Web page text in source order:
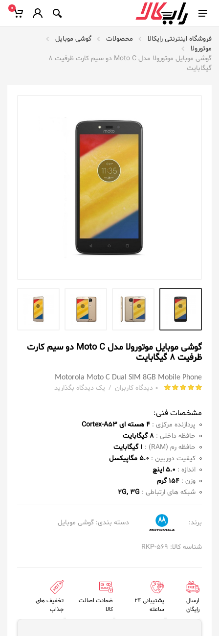
0
فروشگاه اینترنتی رایکالا محصولات
گوشی موبایل
موتورولا
گوشی موبایل موتورولا مدل Moto C دو سیم کارت ظرفیت 8
گیگابایت
گوشی موبایل موتورولا مدل Moto C دو سیم کارت
ظرفیت 8 گیگابایت
Motorola Moto C Dual SIM 8GB Mobile Phone
0 دیدگاه کاربران / یک دیدگاه بگذارید
مشخصات فنی:
پردازنده مرکزی : 4 هسته ای Cortex-A53
حافظه داخلی : 8 گیگابایت
حافظه رم (RAM) :
1 گیگابایت
کیفیت دوربین : 5.0 مگاپیکسل
اندازه : 5.0 اینچ
وزن : 154 گرم
شبکه های ارتباطی : 2G, 3G
برند: دسته بندی: گوشی موبایل
شناسه کالا: RKP-569
ارسال
رایگان
پشتیبانی 24
ساعته
ضمانت اصالت
کالا
تخفیف های
جذاب